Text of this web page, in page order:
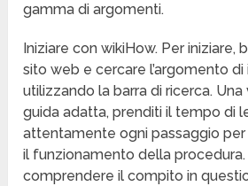
gamma di argomenti.
Iniziare con wikiHow. Per iniziare,
sito web e cercare l’argomento di
utilizzando la barra di ricerca.
guida adatta, prenditi il tempo di
attentamente ogni passaggio
il funzionamento della procedura.
comprendere il compito in